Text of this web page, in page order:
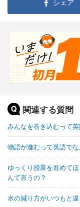
シェア
関連する質問
みんなを巻き込むって
物語が進むって英語で
ゆっくり授業を進めて
んて言うの？
水の減り方がいつもと